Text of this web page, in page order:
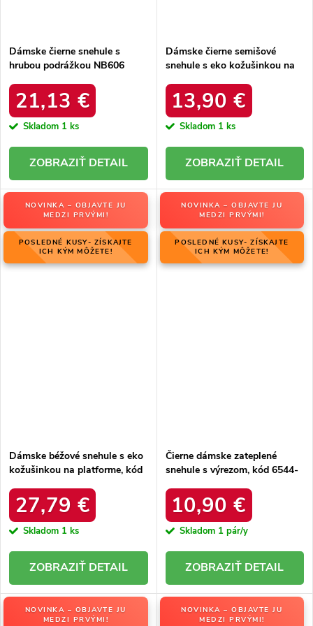
Dámske čierne snehule s
hrubou podrážkou NB606
21,13 €
Skladom 1 ks
DETAIL
Dámske čierne semišové
snehule s eko kožušinkou na
BLACK
13,90 €
Skladom 1 ks
DETAIL
NOVINKA – OBJAVTE JU
MEDZI PRVÝMI!
POSLEDNÉ KUSY- ZÍSKAJTE
ICH KÝM MÔŽETE!
Dámske béžové snehule s eko
kožušinkou na platforme, kód
27,79 €
Skladom 1 ks
DETAIL
NOVINKA – OBJAVTE JU
MEDZI PRVÝMI!
POSLEDNÉ KUSY- ZÍSKAJTE
ICH KÝM MÔŽETE!
Čierne dámske zateplené
snehule s výrezom, kód 6544-
10,90 €
Skladom 1 pár/y
DETAIL
NOVINKA – OBJAVTE JU
MEDZI PRVÝMI!
NOVINKA – OBJAVTE JU
MEDZI PRVÝMI!